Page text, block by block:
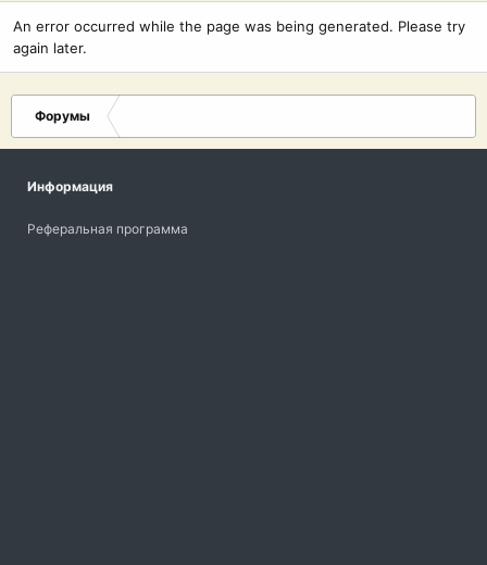
An error occurred while the page was being generated. Please try
again later.
Форумы
Информация
Реферальная программа